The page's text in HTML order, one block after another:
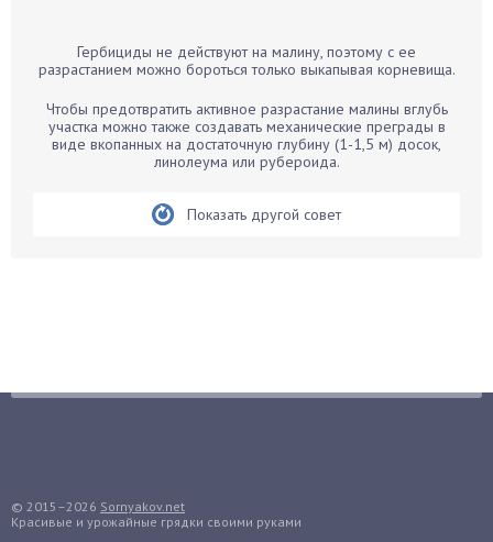
Бархатцы
Белые грибы
Бирючина
Виноград
Гацания
Гербициды не действуют на малину, поэтому с ее
разрастанием можно бороться только выкапывая корневища.
Чтобы предотвратить активное разрастание малины вглубь
участка можно также создавать механические преграды в
виде вкопанных на достаточную глубину (1-1,5 м) досок,
линолеума или рубероида.
Показать другой совет
© 2015–2026 Sornyakov.net
Красивые и урожайные грядки своими руками